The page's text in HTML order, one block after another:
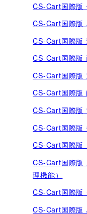
CS-Cart国際版
CS-Cart国際版
CS-Cart国際版
CS-Cart国際版
CS-Cart国際版
CS-Cart国際版
CS-Cart国際版
CS-Cart国際版
CS-Cart国際版
CS-Cart国際版
理機能）
CS-Cart国際版
CS-Cart国際版